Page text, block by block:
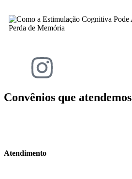
Convênios que atendemos
Atendimento